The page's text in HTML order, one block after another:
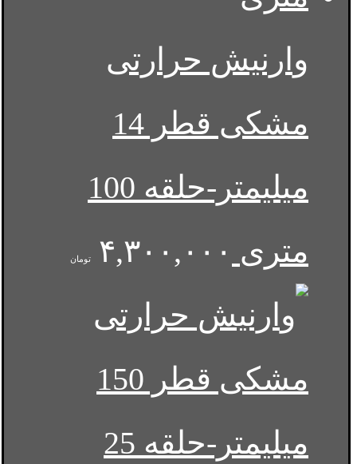
وارنیش حرارتی
مشکی قطر 14
میلیمتر-حلقه 100
متری ۴,۳۰۰,۰۰۰ تومان